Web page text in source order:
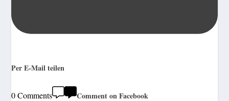
Per E-Mail teilen
0 Comments Comment on Facebook